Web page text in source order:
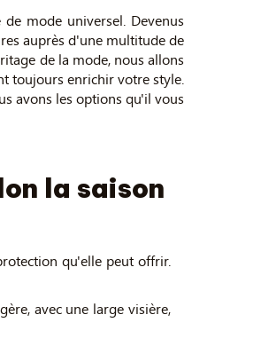
mode universel. Devenus
auprès d'une multitude de
de la mode, nous allons
toujours enrichir votre style.
avons les options qu'il vous
la saison
qu'elle peut offrir.
avec une large visière,